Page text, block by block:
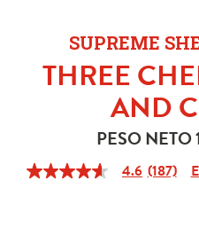
SUPREME
THREE
AND
PESO NETO
4.6
4.6 (187)